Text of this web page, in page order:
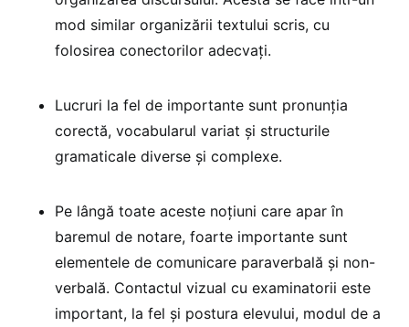
mod similar organizării textului scris, cu
folosirea conectorilor adecvați.
Lucruri la fel de importante sunt pronunția
corectă, vocabularul variat și structurile
gramaticale diverse și complexe.
Pe lângă toate aceste noțiuni care apar în
baremul de notare, foarte importante sunt
elementele de comunicare paraverbală și non-
verbală. Contactul vizual cu examinatorii este
important, la fel și postura elevului, modul de a